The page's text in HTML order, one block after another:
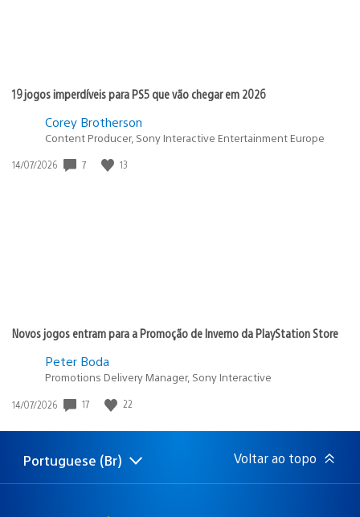
19 jogos imperdíveis para PS5 que vão chegar em 2026
Corey Brotherson
Content Producer, Sony Interactive Entertainment Europe
Data
14/07/2026 7 13
Novos jogos entram para a Promoção de Inverno da PlayStation Store
Peter Boda
Promotions Delivery Manager, Sony Interactive
Data
publicação:
14/07/2026 17 22
Selecione
Região
Portuguese (Br) Voltar ao topo